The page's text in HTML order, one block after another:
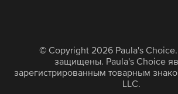
© Copyright 2026 Paula's
защищены. Paula's Choice
зарегистрированным товарным
LLC.